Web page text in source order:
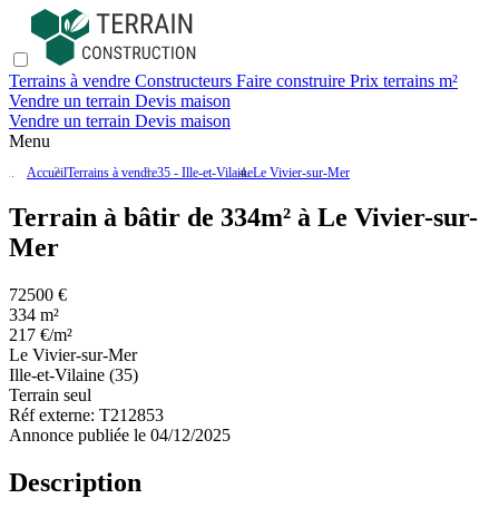
Terrains à vendre Constructeurs Faire construire Prix terrains m²
Vendre un terrain Devis maison
Vendre un terrain Devis maison
Menu
AccueilTerrains à vendre35 - Ille-et-VilaineLe Vivier-sur-Mer
Terrain à bâtir de 334m² à Le Vivier-sur-
Mer
72500 €
334 m²
217 €/m²
Le Vivier-sur-Mer
Ille-et-Vilaine (35)
Terrain seul
Réf externe: T212853
Annonce publiée le 04/12/2025
Description